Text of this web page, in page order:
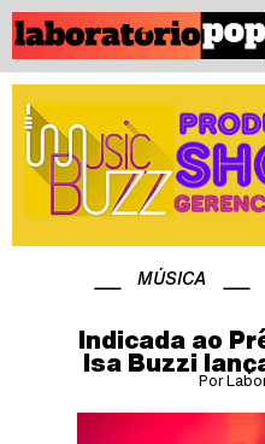
MÚSICA
Indicada ao
Isa Buzzi
Por